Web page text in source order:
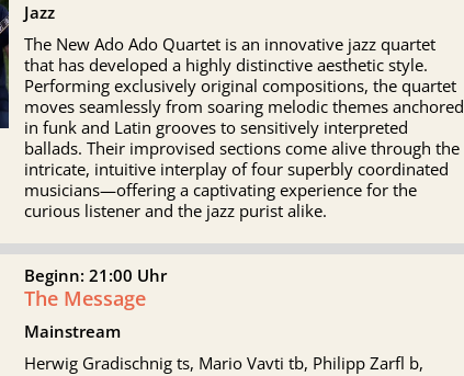
Jazz
The New Ado Ado Quartet is an innovative jazz quartet
that has developed a highly distinctive aesthetic style.
Performing exclusively original compositions, the quartet
moves seamlessly from soaring melodic themes anchored
in funk and Latin grooves to sensitively interpreted
ballads. Their improvised sections come alive through the
intricate, intuitive interplay of four superbly coordinated
musicians—offering a captivating experience for the
curious listener and the jazz purist alike.
Beginn: 21:00 Uhr
The Message
Mainstream
Herwig Gradischnig ts, Mario Vavti tb, Philipp Zarfl b,